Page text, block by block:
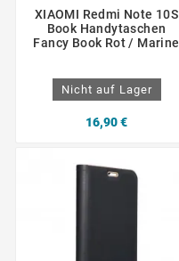
XIAOMI Redmi Note 10S
Book Handytaschen
Fancy Book Rot / Marine
Nicht auf Lager
16,90 €